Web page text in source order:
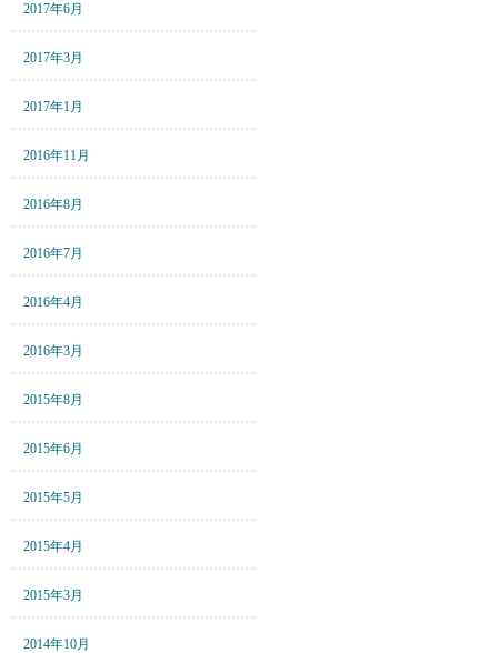
2017年6月
2017年3月
2017年1月
2016年11月
2016年8月
2016年7月
2016年4月
2016年3月
2015年8月
2015年6月
2015年5月
2015年4月
2015年3月
2014年10月